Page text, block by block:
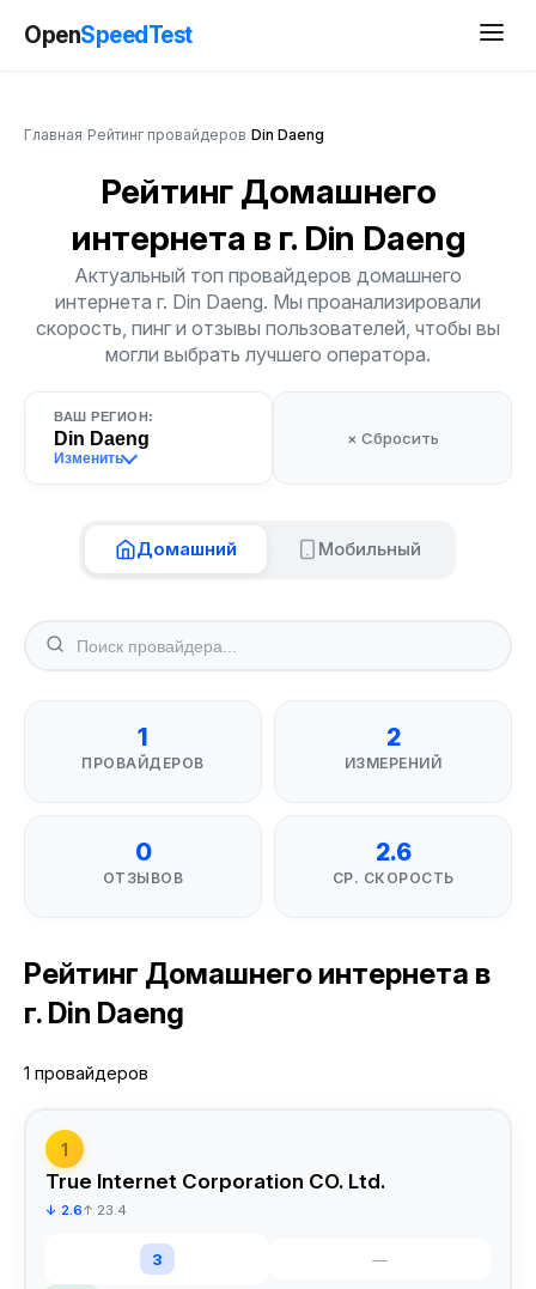
OpenSpeedTest
Главная Рейтинг провайдеров Din Daeng
Рейтинг Домашнего
интернета в г. Din Daeng
Актуальный топ провайдеров домашнего
интернета г. Din Daeng. Мы проанализировали
скорость, пинг и отзывы пользователей, чтобы вы
могли выбрать лучшего оператора.
ВАШ РЕГИОН:
Din Daeng
Изменить
× Сбросить
Домашний Мобильный
1
ПРОВАЙДЕРОВ
2
ИЗМЕРЕНИЙ
0
ОТЗЫВОВ
2.6
СР. СКОРОСТЬ
Рейтинг Домашнего интернета в
г. Din Daeng
1 провайдеров
1
True Internet Corporation CO. Ltd.
↓ 2.6↑ 23.4
3 —